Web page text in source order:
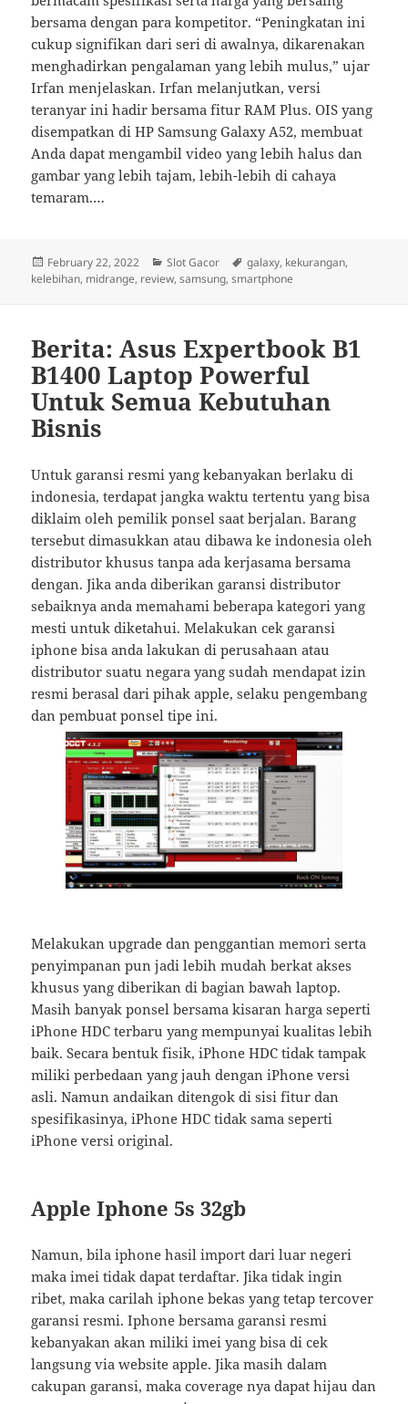
bersama dengan para kompetitor. “Peningkatan ini
cukup signifikan dari seri di awalnya, dikarenakan
menghadirkan pengalaman yang lebih mulus,” ujar
Irfan menjelaskan. Irfan melanjutkan, versi
teranyar ini hadir bersama fitur RAM Plus. OIS yang
disempatkan di HP Samsung Galaxy A52, membuat
Anda dapat mengambil video yang lebih halus dan
gambar yang lebih tajam, lebih-lebih di cahaya
temaram.…
Posted
on
February 22, 2022 Categories
Slot Gacor Tags
galaxy, kekurangan,
kelebihan, midrange, review,samsung,smartphone
Berita: Asus Expertbook B1
B1400 Laptop Powerful
Untuk Semua Kebutuhan
Bisnis
Untuk garansi resmi yang kebanyakan berlaku di
indonesia, terdapat jangka waktu tertentu yang bisa
diklaim oleh pemilik ponsel saat berjalan. Barang
tersebut dimasukkan atau dibawa ke indonesia oleh
distributor khusus tanpa ada kerjasama bersama
dengan. Jika anda diberikan garansi distributor
sebaiknya anda memahami beberapa kategori yang
mesti untuk diketahui. Melakukan cek garansi
iphone bisa anda lakukan di perusahaan atau
distributor suatu negara yang sudah mendapat izin
resmi berasal dari pihak apple, selaku pengembang
dan pembuat ponsel tipe ini.
Melakukan upgrade dan penggantian memori serta
penyimpanan pun jadi lebih mudah berkat akses
khusus yang diberikan di bagian bawah laptop.
Masih banyak ponsel bersama kisaran harga seperti
iPhone HDC terbaru yang mempunyai kualitas lebih
baik. Secara bentuk fisik, iPhone HDC tidak tampak
miliki perbedaan yang jauh dengan iPhone versi
asli. Namun andaikan ditengok di sisi fitur dan
spesifikasinya, iPhone HDC tidak sama seperti
iPhone versi original.
Apple Iphone 5s 32gb
Namun, bila iphone hasil import dari luar negeri
maka imei tidak dapat terdaftar. Jika tidak ingin
ribet, maka carilah iphone bekas yang tetap tercover
garansi resmi. Iphone bersama garansi resmi
kebanyakan akan miliki imei yang bisa di cek
langsung via website apple. Jika masih dalam
cakupan garansi, maka coverage nya dapat hijau dan